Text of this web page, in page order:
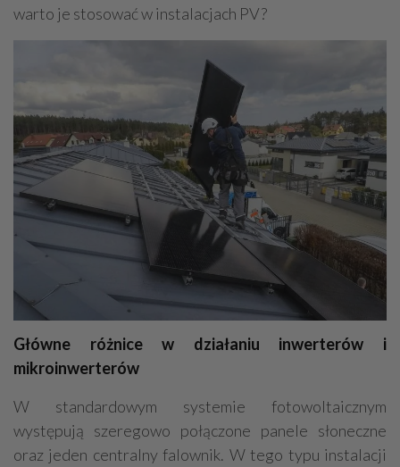
warto je stosować w instalacjach PV?
Główne różnice w działaniu inwerterów i
mikroinwerterów
W standardowym systemie fotowoltaicznym
występują szeregowo połączone panele słoneczne
oraz jeden centralny falownik. W tego typu instalacji